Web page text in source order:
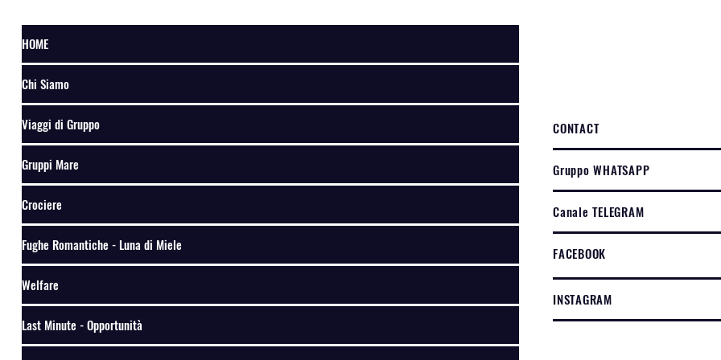
HOME
Chi Siamo
Viaggi di Gruppo
Gruppi Mare
Crociere
Fughe Romantiche - Luna di Miele
Welfare
Last Minute - Opportunità
CONTACT
Gruppo WHATSAPP
Canale TELEGRAM
FACEBOOK
INSTAGRAM